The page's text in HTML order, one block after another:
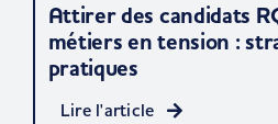
Attirer des candidats
métiers en tension :
pratiques
Lire l'article